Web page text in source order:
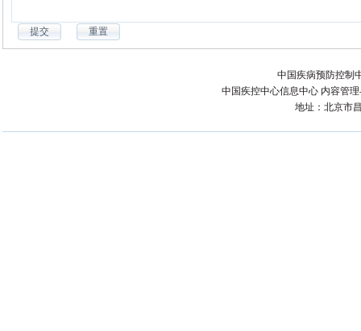
中国疾病预防控制
中国疾控中心信息中心 内容管
地址：北京市